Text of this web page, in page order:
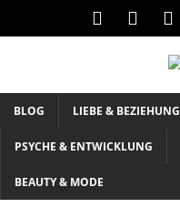
BLOG LIEBE & BEZIEHUNG
PSYCHE & ENTWICKLUNG
BEAUTY & MODE